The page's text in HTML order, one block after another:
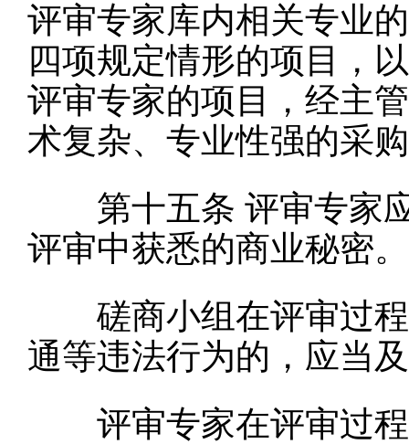
评审专家库内相关专业
四项规定情形的项目，
评审专家的项目，经主
术复杂、专业性强的采
第十五条 评审专家
评审中获悉的商业秘密。
磋商小组在评审过程
通等违法行为的，应当
评审专家在评审过程